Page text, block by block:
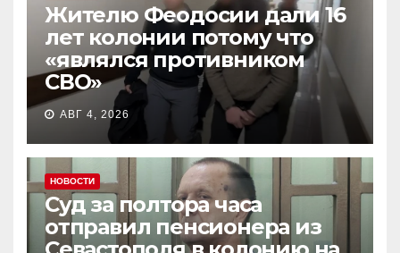
Жителю Феодосии дали 16
лет колонии потому что
«являлся противником
СВО»
АВГ 4, 2026
НОВОСТИ
Суд за полтора часа
отправил пенсионера из